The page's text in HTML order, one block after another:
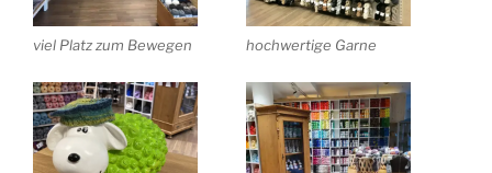
viel Platz zum Bewegen hochwertige Garne